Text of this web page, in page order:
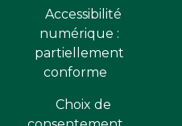
Accessibilité
numérique :
partiellement
conforme
Choix de